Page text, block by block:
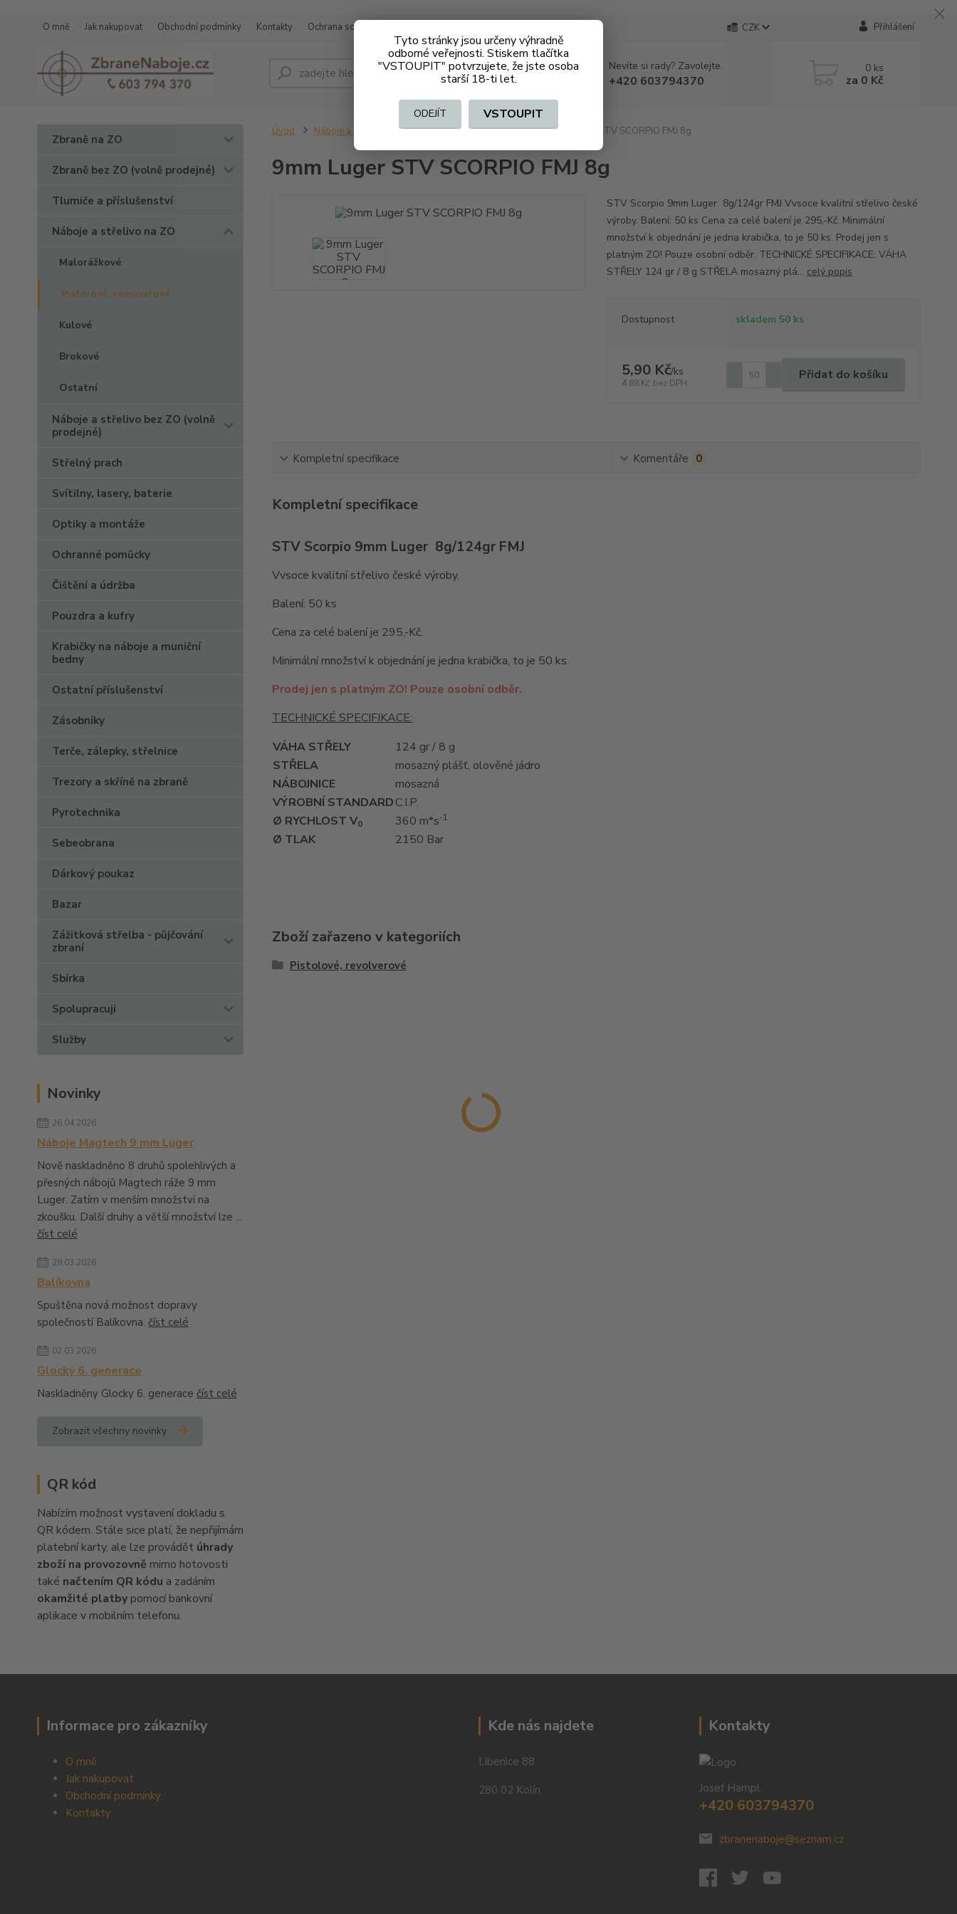
Tyto stránky jsou určeny výhradně
odborné veřejnosti. Stiskem tlačítka
"VSTOUPIT" potvrzujete, že jste osoba
starší 18-ti let.
ODEJÍT VSTOUPIT
O mně Jak nakupovat Obchodní podmínky Kontakty Ochrana soukromí CZK Přihlášení
Hledat Nevíte si rady? Zavolejte.
+420 603794370
0 ks
za 0 Kč
Zbraně na ZO
Zbraně bez ZO (volně prodejné)
Tlumiče a příslušenství
Náboje a střelivo na ZO
Malorážkové
Pistolové, revolverové
Kulové
Brokové
Ostatní
Náboje a střelivo bez ZO (volně
prodejné)
Střelný prach
Svítilny, lasery, baterie
Optiky a montáže
Ochranné pomůcky
Čištění a údržba
Pouzdra a kufry
Krabičky na náboje a muniční
bedny
Ostatní příslušenství
Zásobníky
Terče, zálepky, střelnice
Trezory a skříně na zbraně
Pyrotechnika
Sebeobrana
Dárkový poukaz
Bazar
Zážitková střelba - půjčování
zbraní
Sbírka
Spolupracuji
Služby
Novinky
26.04.2026
Náboje Magtech 9 mm Luger
Nově naskladněno 8 druhů spolehlivých a
přesných nábojů Magtech ráže 9 mm
Luger. Zatím v menším množství na
zkoušku. Další druhy a větší množství lze ...
číst celé
29.03.2026
Balíkovna
Spuštěna nová možnost dopravy
společností Balíkovna. číst celé
02.03.2026
Glocky 6. generace
Naskladněny Glocky 6. generace číst celé
Zobrazit všechny novinky
QR kód
Nabízím možnost vystavení dokladu s
QR kódem. Stále sice platí, že nepřijímám
platební karty, ale lze provádět úhrady
zboží na provozovně mimo hotovosti
také načtením QR kódu a zadáním
okamžité platby pomocí bankovní
aplikace v mobilním telefonu.
Úvod Náboje a střelivo na ZO Pistolové, revolverové 9mm Luger STV SCORPIO FMJ 8g
9mm Luger STV SCORPIO FMJ 8g
STV Scorpio 9mm Luger 8g/124gr FMJ Vvsoce kvalitní střelivo české
výroby. Balení: 50 ks Cena za celé balení je 295,-Kč. Minimální
množství k objednání je jedna krabička, to je 50 ks. Prodej jen s
platným ZO! Pouze osobní odběr. TECHNICKÉ SPECIFIKACE: VÁHA
STŘELY 124 gr / 8 g STŘELA mosazný plá... celý popis
Dostupnost skladem 50 ks
5,90 Kč/ks
4,88 Kč bez DPH
Přidat do košíku
Kompletní specifikace Komentáře 0
Kompletní specifikace
STV Scorpio 9mm Luger 8g/124gr FMJ
Vvsoce kvalitní střelivo české výroby.
Balení: 50 ks
Cena za celé balení je 295,-Kč.
Minimální množství k objednání je jedna krabička, to je 50 ks.
Prodej jen s platným ZO! Pouze osobní odběr.
TECHNICKÉ SPECIFIKACE:
VÁHA STŘELY
124 gr / 8 g
STŘELA
mosazný plášť, olověné jádro
NÁBOJNICE
mosazná
VÝROBNÍ STANDARDC.I.P.
Ø RYCHLOST V0 360 m*s-1
Ø TLAK 2150 Bar
Zboží zařazeno v kategoriích
Pistolové, revolverové
Informace pro zákazníky
O mně
Jak nakupovat
Obchodní podmínky
Kontakty
Kde nás najdete
Libenice 88
280 02 Kolín
Kontakty
Josef Hampl
+420 603794370
zbranenaboje@seznam.cz